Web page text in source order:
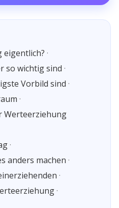
eigentlich? ·
so wichtig sind ·
Vorbild sind ·
·
Werteerziehung
·
anders machen ·
·
·